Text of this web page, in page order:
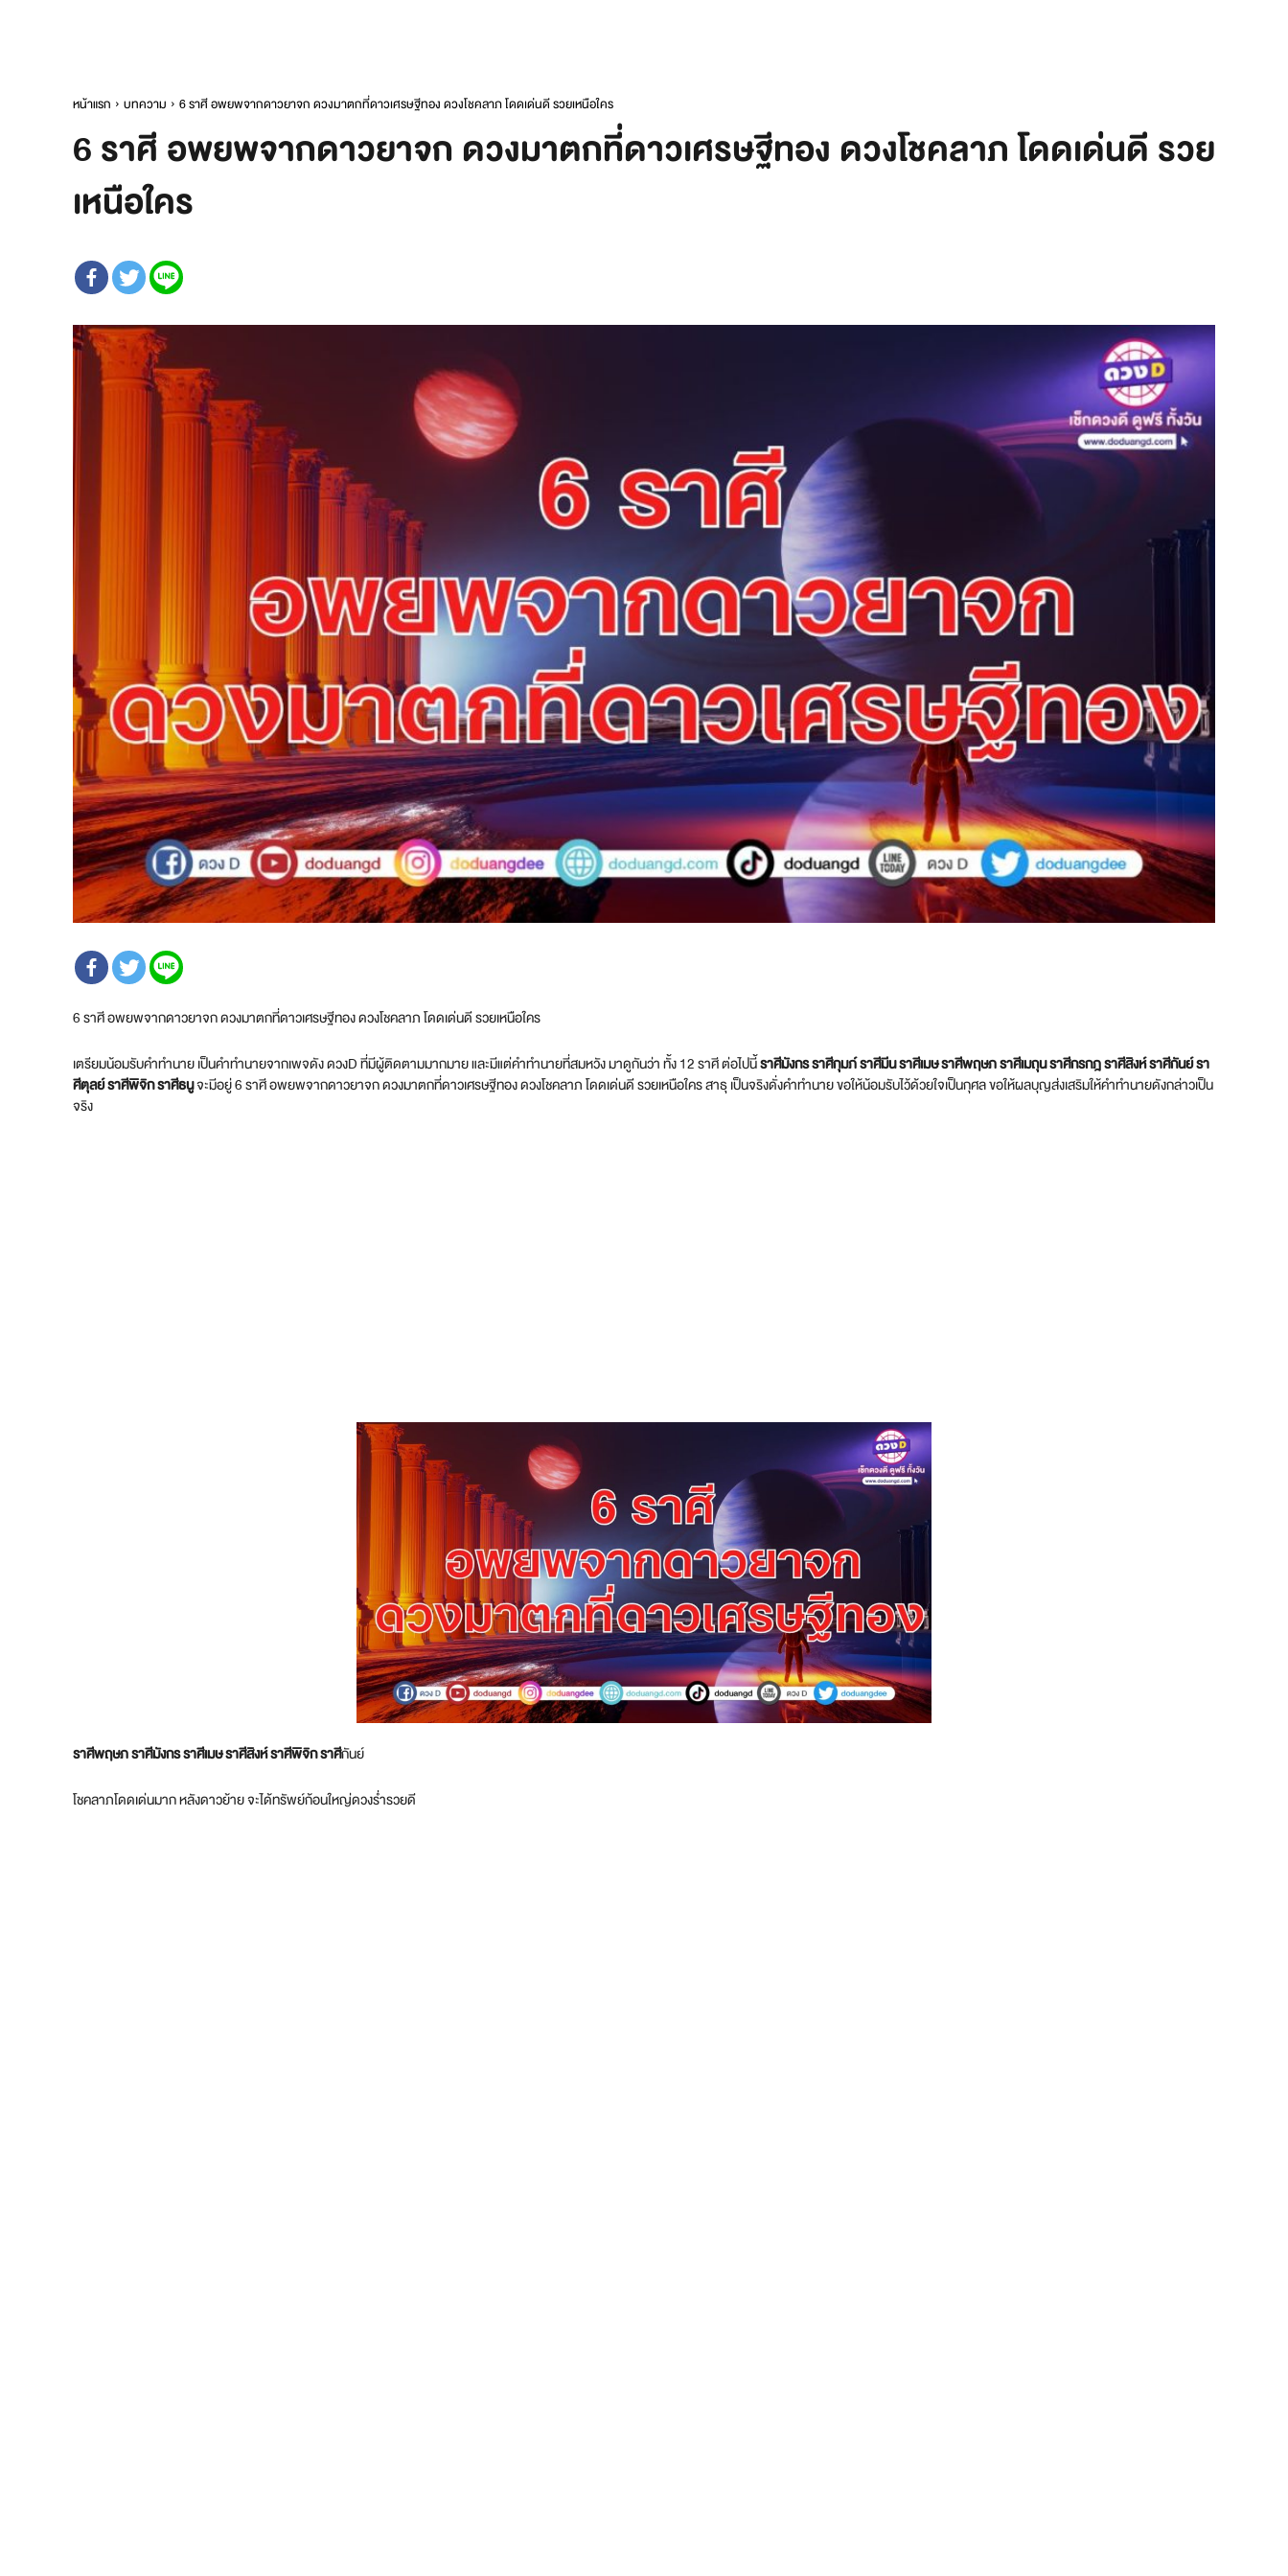
หน้าแรก บทความ 6 ราศี อพยพจากดาวยาจก ดวงมาตกที่ดาวเศรษฐีทอง ดวงโชคลาภ โดดเด่นดี รวยเหนือใคร
6 ราศี อพยพจากดาวยาจก ดวงมาตกที่ดาวเศรษฐีทอง ดวงโชคลาภ โดดเด่นดี รวย
เหนือใคร
6 ราศี อพยพจากดาวยาจก ดวงมาตกที่ดาวเศรษฐีทอง ดวงโชคลาภ โดดเด่นดี รวยเหนือใคร
เตรียมน้อมรับคำทำนาย เป็นคำทำนายจากเพจดัง ดวงD ที่มีผู้ติดตามมากมาย และมีแต่คำทำนายที่สมหวัง มาดูกันว่า ทั้ง 12 ราศี ต่อไปนี้ราศีมังกร ราศีกุมภ์ ราศีมีน ราศีเมษ ราศีพฤษภ ราศีเมถุน ราศีกรกฎ ราศีสิงห์ ราศีกันย์ รา
ศีตุลย์ ราศีพิจิก ราศีธนูจะมีอยู่ 6 ราศี อพยพจากดาวยาจก ดวงมาตกที่ดาวเศรษฐีทอง ดวงโชคลาภ โดดเด่นดี รวยเหนือใคร สาธุ เป็นจริงดั่งคำทำนาย ขอให้น้อมรับไว้ด้วยใจเป็นกุศล ขอให้ผลบุญส่งเสริมให้คำทำนายดังกล่าวเป็น
จริง
ราศีพฤษภ ราศีมังกร ราศีเมษ ราศีสิงห์ ราศีพิจิก ราศีกันย์
โชคลาภโดดเด่นมาก หลังดาวย้าย จะได้ทรัพย์ก้อนใหญ่ดวงร่ำรวยดี